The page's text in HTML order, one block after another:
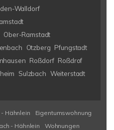
Walldorf
Ober-Ramstadt
Otzberg Pfungstadt
Roßdorf Roßdrof
Sulzbach Weiterstadt
Hähnlein
Eigentumswohnung
- Hähnlein
Wohnungen